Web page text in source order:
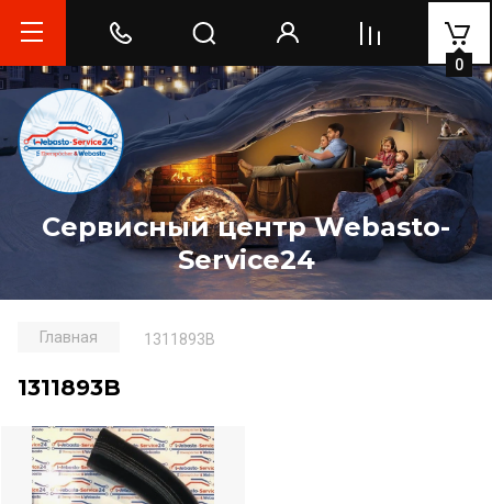
Сервисный центр Webasto-
Service24
0
Главная 1311893B
1311893B